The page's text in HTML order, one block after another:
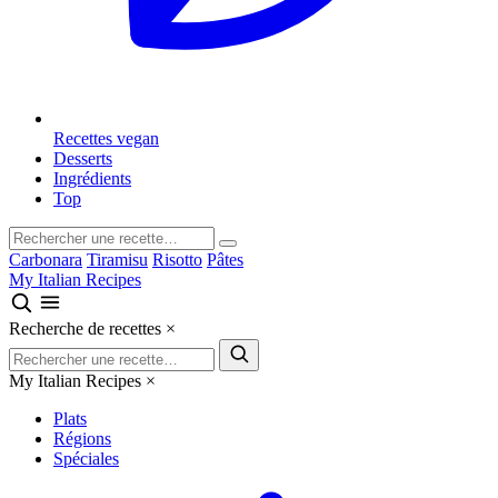
Recettes vegan
Desserts
Ingrédients
Top
Carbonara Tiramisu Risotto Pâtes
My Italian Recipes
Recherche de recettes ×
My Italian Recipes ×
Plats
Régions
Spéciales